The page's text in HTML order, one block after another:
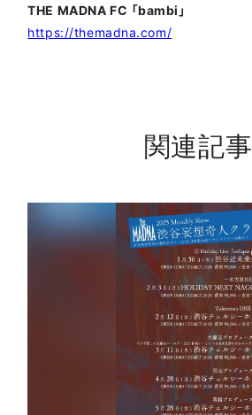
THE MADNA FC 「bambi」
https://themadna.com/
関連記事